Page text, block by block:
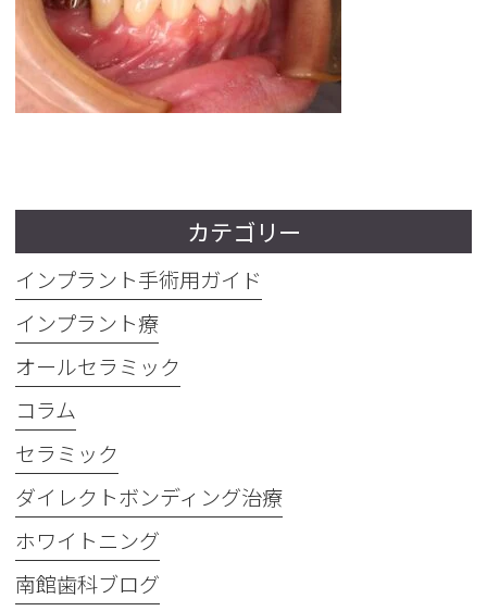
カテゴリー
インプラント手術用ガイド
インプラント療
オールセラミック
コラム
セラミック
ダイレクトボンディング治療
ホワイトニング
南館歯科ブログ